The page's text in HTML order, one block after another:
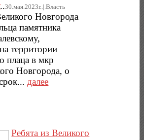
..30.мая.2023г..|.Власть
Новгорода
памятника
территории
плаца в мкр
Новгорода, о
далее
Ребята из Великого